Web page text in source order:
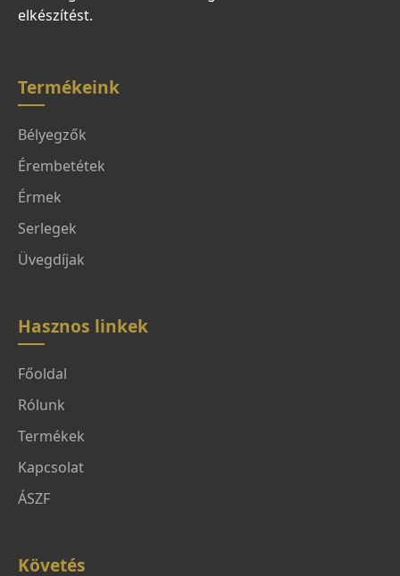
elkészítést.
Termékeink
Bélyegzők
Érembetétek
Érmek
Serlegek
Üvegdíjak
Hasznos linkek
Főoldal
Rólunk
Termékek
Kapcsolat
ÁSZF
Követés